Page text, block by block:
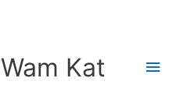
Wam Kat